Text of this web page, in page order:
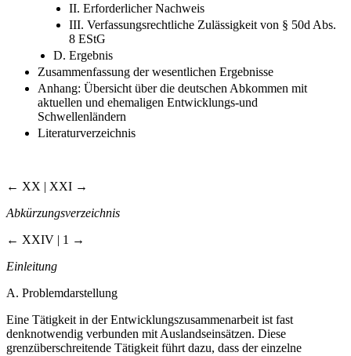
II. Erforderlicher Nachweis
III. Verfassungsrechtliche Zulässigkeit von § 50d Abs.
8 EStG
D. Ergebnis
Zusammenfassung der wesentlichen Ergebnisse
Anhang: Übersicht über die deutschen Abkommen mit
aktuellen und ehemaligen Entwicklungs-und
Schwellenländern
Literaturverzeichnis
← XX | XXI →
Abkürzungsverzeichnis
← XXIV | 1 →
Einleitung
A. Problemdarstellung
Eine Tätigkeit in der Entwicklungszusammenarbeit ist fast
denknotwendig verbunden mit Auslandseinsätzen. Diese
grenzüberschreitende Tätigkeit führt dazu, dass der einzelne